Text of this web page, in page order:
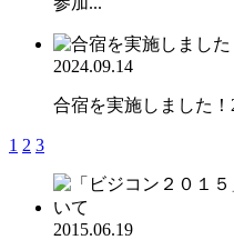
2024.09.14
合宿を実施しました！
1 2 3
2015.06.19